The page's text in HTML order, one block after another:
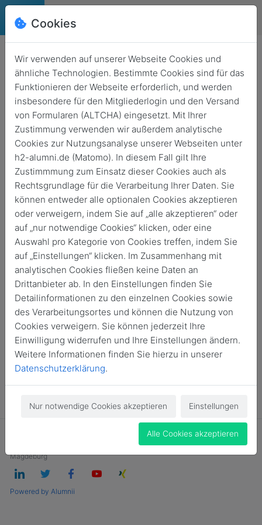
Archivierte News
Zurück
News durchsuchen
Keine News gefunden
Cookies
Wir verwenden auf unserer Webseite Cookies und
ähnliche Technologien. Bestimmte Cookies sind für das
Funktionieren der Webseite erforderlich, und werden
insbesondere für den Mitgliederlogin und den Versand
von Formularen (ALTCHA) eingesetzt. Mit Ihrer
Zustimmung verwenden wir außerdem analytische
Cookies zur Nutzungsanalyse unserer Webseiten unter
h2-alumni.de (Matomo). In diesem Fall gilt Ihre
Zustimmmung zum Einsatz dieser Cookies auch als
Rechtsgrundlage für die Verarbeitung Ihrer Daten. Sie
können entweder alle optionalen Cookies akzeptieren
oder verweigern, indem Sie auf „alle akzeptieren“ oder
auf „nur notwendige Cookies“ klicken, oder eine
Auswahl pro Kategorie von Cookies treffen, indem Sie
auf „Einstellungen“ klicken. Im Zusammenhang mit
analytischen Cookies fließen keine Daten an
Drittanbieter ab. In den Einstellungen finden Sie
Detailinformationen zu den einzelnen Cookies sowie
des Verarbeitungsortes und können die Nutzung von
Cookies verweigern. Sie können jederzeit Ihre
Einwilligung widerrufen und Ihre Einstellungen ändern.
Weitere Informationen finden Sie hierzu in unserer
Datenschutzerklärung.
Nur notwendige Cookies akzeptieren Einstellungen
Alle Cookies akzeptieren
Cookies
Copyright © 2026 Alumni-Netzwerk der Hochschule Magdeburg-Stendal,
Magdeburg
Powered by Alumnii